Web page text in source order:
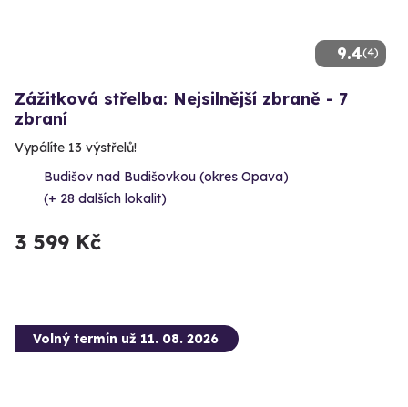
9.4(4)
Zážitková střelba: Nejsilnější zbraně - 7
zbraní
Vypálíte 13 výstřelů!
Budišov nad Budišovkou (okres Opava)
(+ 28 dalších lokalit)
3 599 Kč
Volný termín už 11. 08. 2026